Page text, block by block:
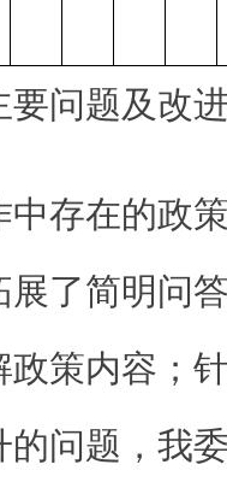
要问题及改
中存在的政
展了简明问
政策内容；
问题，我